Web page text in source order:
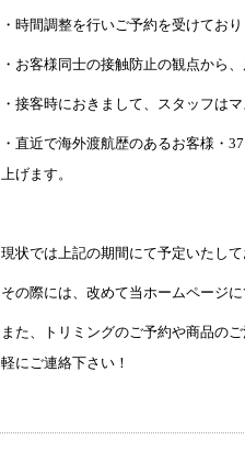
・時間調整を行いご予約を受けてお
・お客様同士の接触防止の観点から
・接客時におきまして、スタッフは
・直近で海外渡航歴のあるお客様・
上げます。
現状では上記の期間にて予定いたし
その際には、改めて当ホームページ
また、トリミングのご予約や商品の
軽にご連絡下さい！